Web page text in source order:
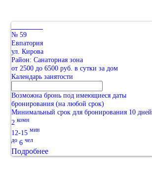
№ 59
Евпатория
ул. Кирова
Район: Санаторная зона
от 2500 до 6500 руб. в сутки за дом
Календарь занятости
Возможна бронь под имеющиеся даты
бронирования (на любой срок)
Минимальный срок для бронирования 10 дней
2 комн
12-15 мин
до 6 чел
Подробнее